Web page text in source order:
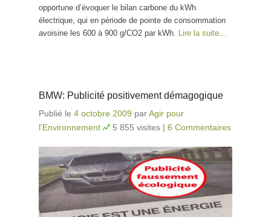
opportune d’évoquer le bilan carbone du kWh
électrique, qui en période de pointe de consommation
avoisine les 600 à 900 g/CO2 par kWh.
Lire la suite…
BMW: Publicité positivement démagogique
Publié le 4 octobre 2009 parAgir pour
l'Environnement
5 855 visites | 6 Commentaires